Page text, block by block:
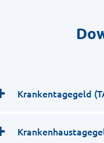
Krankentagegeld